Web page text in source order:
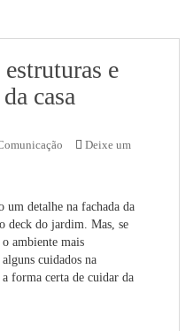
e
casa
Deixe um
um detalhe na fachada da
deck do jardim. Mas, se
ambiente mais
cuidados na
forma certa de cuidar da